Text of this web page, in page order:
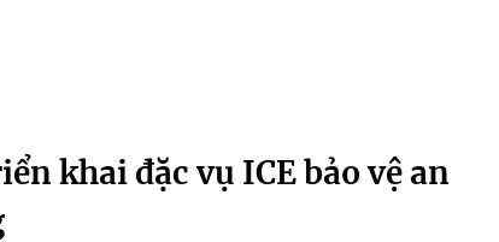
Infographic
khai đặc vụ ICE bảo vệ an